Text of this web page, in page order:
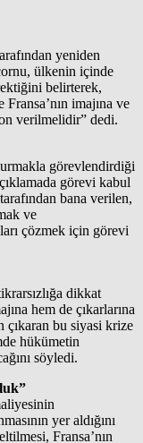
yeniden
ülkenin içinde
belirterek,
imajına ve
verilmelidir” dedi.
görevlendirdiği
görevi kabul
bana verilen,
ve
çözmek için görevi
dikkat
hem de çıkarlarına
çıkaran bu siyasi krize
hükümetin
söyledi.
yer aldığını
Fransa’nın